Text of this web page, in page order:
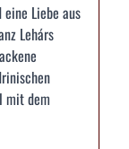
Liebe aus
Lehárs
mit dem